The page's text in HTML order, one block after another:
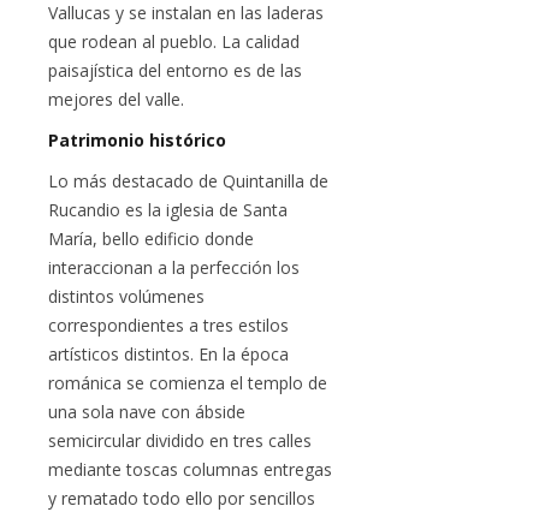
Vallucas y se instalan en las laderas
que rodean al pueblo. La calidad
paisajística del entorno es de las
mejores del valle.
Patrimonio histórico
Lo más destacado de Quintanilla de
Rucandio es la iglesia de Santa
María, bello edificio donde
interaccionan a la perfección los
distintos volúmenes
correspondientes a tres estilos
artísticos distintos. En la época
románica se comienza el templo de
una sola nave con ábside
semicircular dividido en tres calles
mediante toscas columnas entregas
y rematado todo ello por sencillos